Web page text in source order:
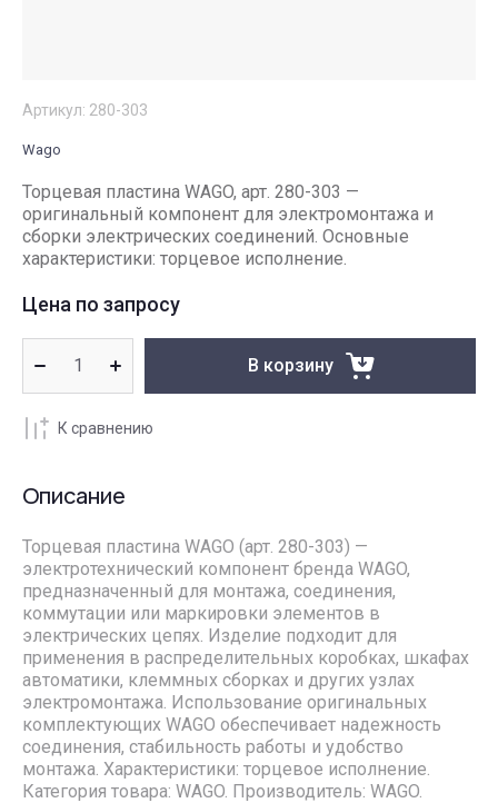
Артикул: 280-303
Wago
Торцевая пластина WAGO, арт. 280-303 —
оригинальный компонент для электромонтажа и
сборки электрических соединений. Основные
характеристики: торцевое исполнение.
Цена по запросу
В корзину
К сравнению
Описание
Торцевая пластина WAGO (арт. 280-303) —
электротехнический компонент бренда WAGO,
предназначенный для монтажа, соединения,
коммутации или маркировки элементов в
электрических цепях. Изделие подходит для
применения в распределительных коробках, шкафах
автоматики, клеммных сборках и других узлах
электромонтажа. Использование оригинальных
комплектующих WAGO обеспечивает надежность
соединения, стабильность работы и удобство
монтажа. Характеристики: торцевое исполнение.
Категория товара: WAGO. Производитель: WAGO.